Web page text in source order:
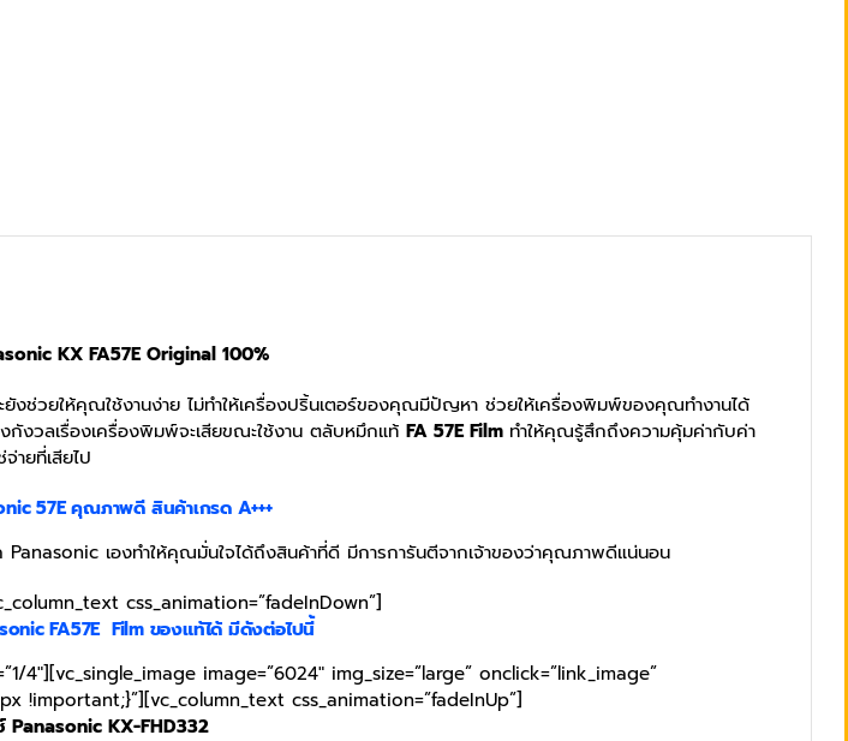
KX FA57E Original 100%
งช่วยให้คุณใช้งานง่าย ไม่ทำให้เครื่องปริ้นเตอร์ของคุณมีปัญหา ช่วยให้เครื่องพิมพ์ของคุณทำงานได้
กังวลเรื่องเครื่องพิมพ์จะเสียขณะใช้งาน ตลับหมึกแท้ FA 57EFilm ทำให้คุณรู้สึกถึงความคุ้มค่ากับค่า
จ่ายที่เสียไป
57E คุณภาพดี สินค้าเกรด A+++
เองทำให้คุณมั่นใจได้ถึงสินค้าที่ดี มีการการันตีจากเจ้าของว่าคุณภาพดีแน่นอน
css_animation=”fadeInDown”]
FA57E Film ของแท้ได้ มีดังต่อไปนี้
image=”6024″ img_size=”large” onclick=”link_image”
!important;}”][vc_column_text css_animation=”fadeInUp”]
Panasonic KX-FHD332